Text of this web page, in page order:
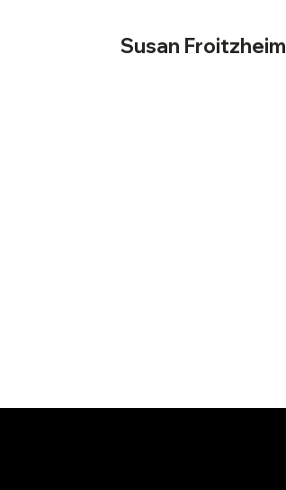
Susan Froitzheim